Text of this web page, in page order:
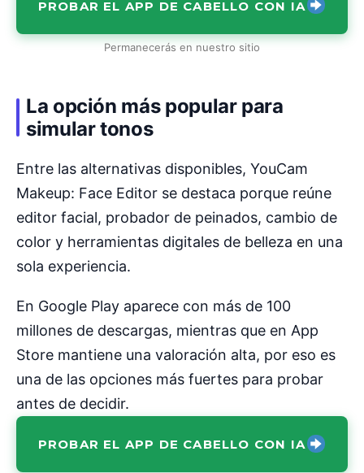
PROBAR EL APP DE CABELLO CON IA
Permanecerás en nuestro sitio
La opción más popular para
simular tonos
Entre las alternativas disponibles, YouCam
Makeup: Face Editor se destaca porque reúne
editor facial, probador de peinados, cambio de
color y herramientas digitales de belleza en una
sola experiencia.
En Google Play aparece con más de 100
millones de descargas, mientras que en App
Store mantiene una valoración alta, por eso es
una de las opciones más fuertes para probar
antes de decidir.
PROBAR EL APP DE CABELLO CON IA